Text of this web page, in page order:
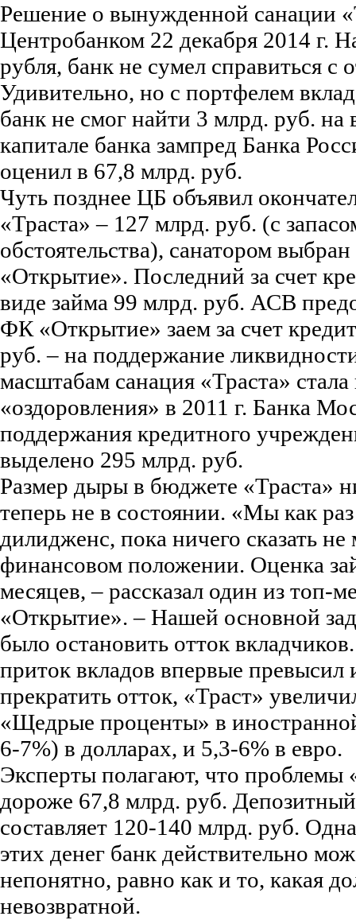
Решение о вынужденной санации
Центробанком 22 декабря 2014 г.
рубля, банк не сумел справиться с
Удивительно, но с портфелем
банк не смог найти 3 млрд. руб.
капитале банка зампред Банка
оценил в 67,8 млрд. руб.
Чуть позднее ЦБ объявил
«Траста» – 127 млрд. руб. (с
обстоятельства), санатором
«Открытие». Последний за счет
виде займа 99 млрд. руб. АСВ
ФК «Открытие» заем за счет
руб. – на поддержание
масштабам санация «Траста»
«оздоровления» в 2011 г. Банка
поддержания кредитного
выделено 295 млрд. руб.
Размер дыры в бюджете «Траста»
теперь не в состоянии. «Мы как
дилидженс, пока ничего сказать
финансовом положении. Оценка
месяцев, – рассказал один из топ-
«Открытие». – Нашей основной
было остановить отток
приток вкладов впервые превысил
прекратить отток, «Траст»
«Щедрые проценты» в
6-7%) в долларах, и 5,3-6% в евро.
Эксперты полагают, что проблемы
дороже 67,8 млрд. руб.
составляет 120-140 млрд. руб.
этих денег банк действительно
непонятно, равно как и то, какая
невозвратной.